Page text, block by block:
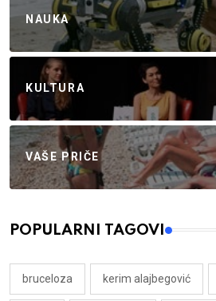
NAUKA
KULTURA
VAŠE PRIČE
POPULARNI TAGOVI
bruceloza kerim alajbegović